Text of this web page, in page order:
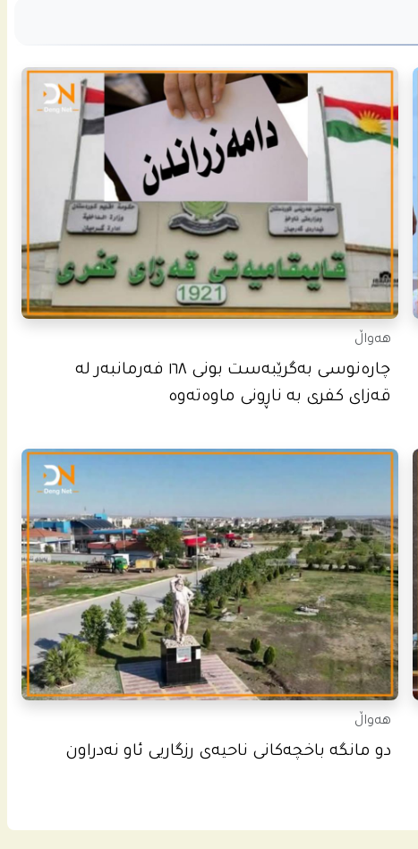
هەواڵ
چاره‌نوسى به‌گرێبه‌ست بونى ١٦٨ فه‌رمانبه‌ر له‌
قه‌زاى كفرى به‌ ناڕونى ماوه‌ته‌وه‌
هەواڵ
دو مانگە باخچەکانی ناحیەی رزگاریی ئاو نەدراون